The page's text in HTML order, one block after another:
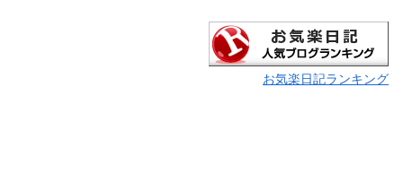
お気楽日記ランキング